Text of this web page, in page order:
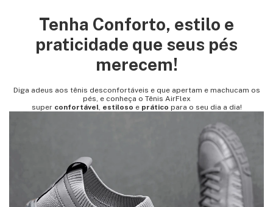
Tenha Conforto, estilo e
praticidade que seus pés
merecem!
Diga adeus aos tênis desconfortáveis e que apertam e machucam os
pés, e conheça o Tênis AirFlex
super confortável estiloso e prático para o seu dia a dia!